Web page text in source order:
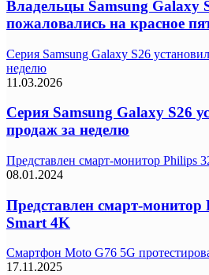
Владельцы Samsung Galaxy
пожаловались на красное
Серия Samsung Galaxy S26
неделю
11.03.2026
Серия Samsung Galaxy S26
продаж за неделю
Представлен смарт-монитор Philips
08.01.2024
Представлен смарт-монитор
Smart 4K
Смартфон Moto G76 5G
17.11.2025